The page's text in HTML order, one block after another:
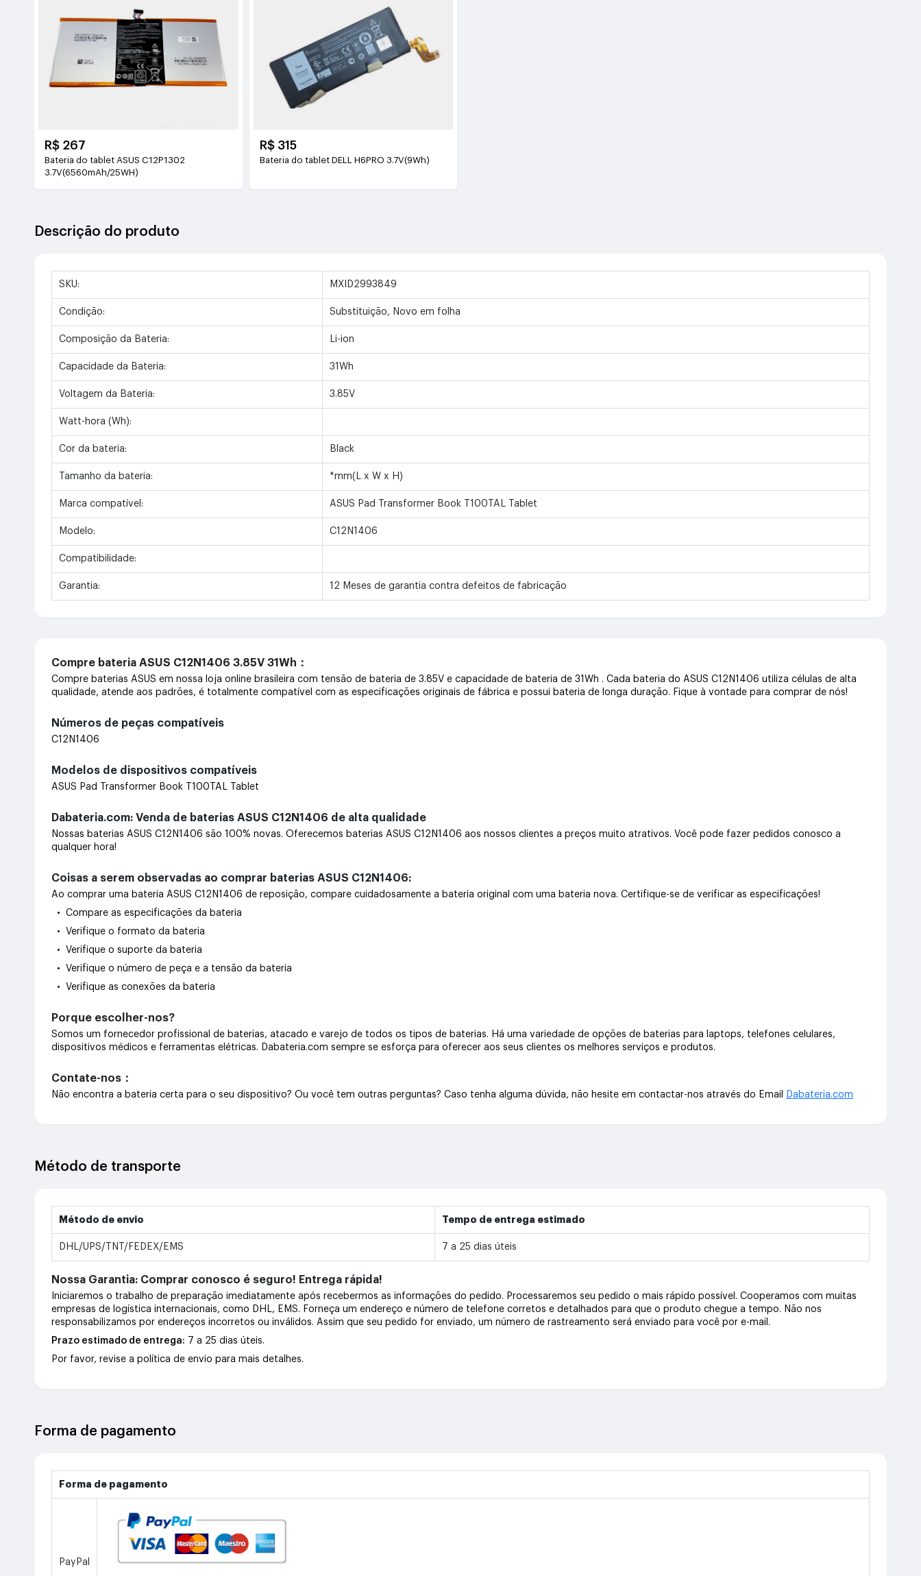
R$ 267
Bateria do tablet ASUS C12P1302
3.7V(6560mAh/25WH)
R$ 315
Bateria do tablet DELL H6PRO 3.7V(9Wh)
Descrição do produto
SKU: MXID2993849
Condição: Substituição, Novo em folha
Composição da Bateria: Li-ion
Capacidade da Bateria: 31Wh
Voltagem da Bateria: 3.85V
Watt-hora (Wh):
Cor da bateria: Black
Tamanho da bateria: *mm(L x W x H)
Marca compatível: ASUS Pad Transformer Book T100TAL Tablet
Modelo: C12N1406
Compatibilidade:
Garantia: 12 Meses de garantia contra defeitos de fabricação
Compre bateria ASUS C12N1406 3.85V 31Wh：
Compre baterias ASUS em nossa loja online brasileira com tensão de bateria de 3.85V e capacidade de bateria de 31Wh . Cada bateria do ASUS C12N1406 utiliza células de alta
qualidade, atende aos padrões, é totalmente compatível com as especificações originais de fábrica e possui bateria de longa duração. Fique à vontade para comprar de nós!
Números de peças compatíveis
C12N1406
Modelos de dispositivos compatíveis
ASUS Pad Transformer Book T100TAL Tablet
Dabateria.com: Venda de baterias ASUS C12N1406 de alta qualidade
Nossas baterias ASUS C12N1406 são 100% novas. Oferecemos baterias ASUS C12N1406 aos nossos clientes a preços muito atrativos. Você pode fazer pedidos conosco a
qualquer hora!
Coisas a serem observadas ao comprar baterias ASUS C12N1406:
Ao comprar uma bateria ASUS C12N1406 de reposição, compare cuidadosamente a bateria original com uma bateria nova. Certifique-se de verificar as especificações!
• Compare as especificações da bateria
• Verifique o formato da bateria
• Verifique o suporte da bateria
• Verifique o número de peça e a tensão da bateria
• Verifique as conexões da bateria
Porque escolher-nos?
Somos um fornecedor profissional de baterias, atacado e varejo de todos os tipos de baterias. Há uma variedade de opções de baterias para laptops, telefones celulares,
dispositivos médicos e ferramentas elétricas. Dabateria.com sempre se esforça para oferecer aos seus clientes os melhores serviços e produtos.
Contate-nos：
Não encontra a bateria certa para o seu dispositivo? Ou você tem outras perguntas? Caso tenha alguma dúvida, não hesite em contactar-nos através do Email Dabateria.com
Método de transporte
Método de envio Tempo de entrega estimado
DHL/UPS/TNT/FEDEX/EMS 7 a 25 dias úteis
Nossa Garantia: Comprar conosco é seguro! Entrega rápida!
Iniciaremos o trabalho de preparação imediatamente após recebermos as informações do pedido. Processaremos seu pedido o mais rápido possível. Cooperamos com muitas
empresas de logística internacionais, como DHL, EMS. Forneça um endereço e número de telefone corretos e detalhados para que o produto chegue a tempo. Não nos
responsabilizamos por endereços incorretos ou inválidos. Assim que seu pedido for enviado, um número de rastreamento será enviado para você por e-mail.
Prazo estimado de entrega: 7 a 25 dias úteis.
Por favor, revise a política de envio para mais detalhes.
Forma de pagamento
Forma de pagamento
PayPal